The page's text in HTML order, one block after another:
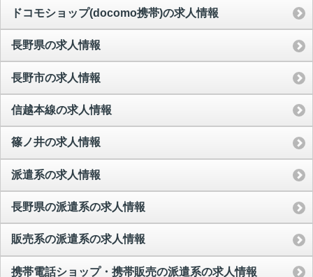
ドコモショップ(docomo携帯)の求人情報
長野県の求人情報
長野市の求人情報
信越本線の求人情報
篠ノ井の求人情報
派遣系の求人情報
長野県の派遣系の求人情報
販売系の派遣系の求人情報
携帯電話ショップ・携帯販売の派遣系の求人情報